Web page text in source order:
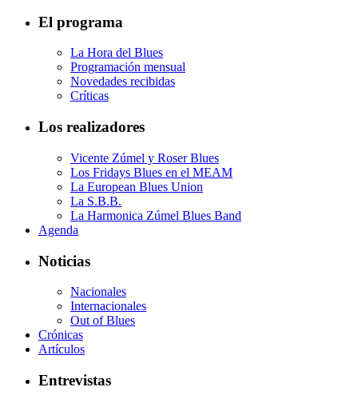
El programa
La Hora del Blues
Programación mensual
Novedades recibidas
Críticas
Los realizadores
Vicente Zúmel y Roser Blues
Los Fridays Blues en el MEAM
La European Blues Union
La S.B.B.
La Harmonica Zúmel Blues Band
Agenda
Noticias
Nacionales
Internacionales
Out of Blues
Crónicas
Artículos
Entrevistas